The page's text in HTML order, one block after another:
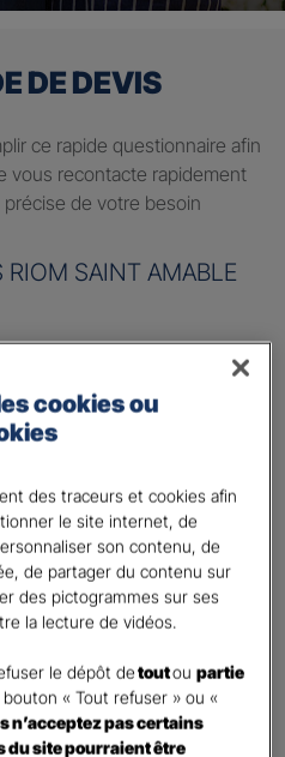
DE DEVIS
ce rapide questionnaire afin
vous recontacte rapidement
précise de votre besoin
RIOM SAINT AMABLE
entreprise
:9 caractères restants
approximatif.
restants : 9.
cookies ou
des traceurs et cookies afin
le site internet, de
son contenu, de
de partager du contenu sur
des pictogrammes sur ses
la lecture de vidéos.
le dépôt detoutoupartie
« Tout refuser » ou «
n’acceptez pas certains
du site pourraient être